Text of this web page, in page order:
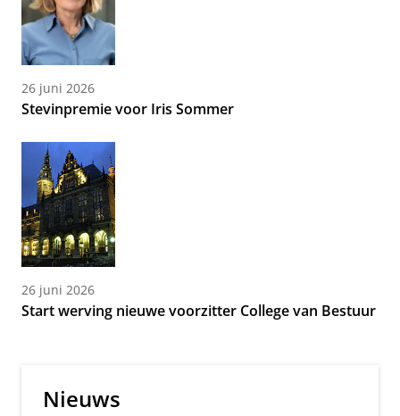
26 juni 2026
Stevinpremie voor Iris Sommer
26 juni 2026
Start werving nieuwe voorzitter College van Bestuur
Nieuws